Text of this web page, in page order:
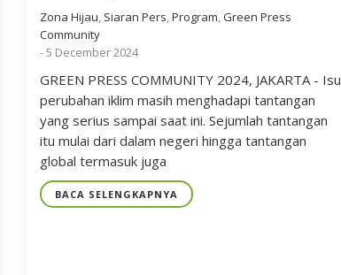
Zona Hijau, Siaran Pers,Program,Green Press
Community
-5 December 2024
GREEN PRESS COMMUNITY 2024, JAKARTA - Isu
perubahan iklim masih menghadapi tantangan
yang serius sampai saat ini. Sejumlah tantangan
itu mulai dari dalam negeri hingga tantangan
global termasuk juga
BACA SELENGKAPNYA